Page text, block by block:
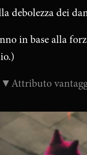
debolezza dei
in base alla
▼Attributo